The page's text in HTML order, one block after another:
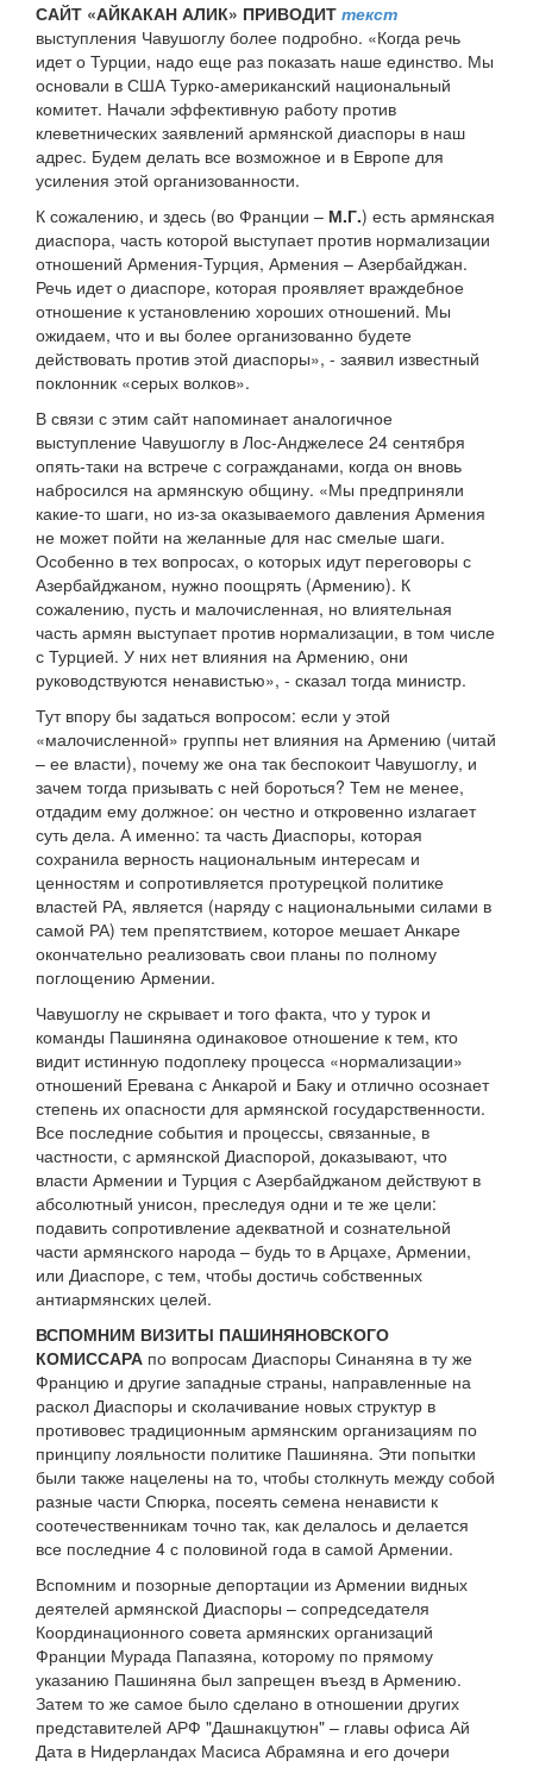
САЙТ «АЙКАКАН АЛИК» ПРИВОДИТ текст
выступления Чавушоглу более подробно. «Когда речь
идет о Турции, надо еще раз показать наше единство. Мы
основали в США Турко-американский национальный
комитет. Начали эффективную работу против
клеветнических заявлений армянской диаспоры в наш
адрес. Будем делать все возможное и в Европе для
усиления этой организованности.
К сожалению, и здесь (во Франции – М.Г.) есть армянская
диаспора, часть которой выступает против нормализации
отношений Армения-Турция, Армения – Азербайджан.
Речь идет о диаспоре, которая проявляет враждебное
отношение к установлению хороших отношений. Мы
ожидаем, что и вы более организованно будете
действовать против этой диаспоры», - заявил известный
поклонник «серых волков».
В связи с этим сайт напоминает аналогичное
выступление Чавушоглу в Лос-Анджелесе 24 сентября
опять-таки на встрече с согражданами, когда он вновь
набросился на армянскую общину. «Мы предприняли
какие-то шаги, но из-за оказываемого давления Армения
не может пойти на желанные для нас смелые шаги.
Особенно в тех вопросах, о которых идут переговоры с
Азербайджаном, нужно поощрять (Армению). К
сожалению, пусть и малочисленная, но влиятельная
часть армян выступает против нормализации, в том числе
с Турцией. У них нет влияния на Армению, они
руководствуются ненавистью», - сказал тогда министр.
Тут впору бы задаться вопросом: если у этой
«малочисленной» группы нет влияния на Армению (читай
– ее власти), почему же она так беспокоит Чавушоглу, и
зачем тогда призывать с ней бороться? Тем не менее,
отдадим ему должное: он честно и откровенно излагает
суть дела. А именно: та часть Диаспоры, которая
сохранила верность национальным интересам и
ценностям и сопротивляется протурецкой политике
властей РА, является (наряду с национальными силами в
самой РА) тем препятствием, которое мешает Анкаре
окончательно реализовать свои планы по полному
поглощению Армении.
Чавушоглу не скрывает и того факта, что у турок и
команды Пашиняна одинаковое отношение к тем, кто
видит истинную подоплеку процесса «нормализации»
отношений Еревана с Анкарой и Баку и отлично осознает
степень их опасности для армянской государственности.
Все последние события и процессы, связанные, в
частности, с армянской Диаспорой, доказывают, что
власти Армении и Турция с Азербайджаном действуют в
абсолютный унисон, преследуя одни и те же цели:
подавить сопротивление адекватной и сознательной
части армянского народа – будь то в Арцахе, Армении,
или Диаспоре, с тем, чтобы достичь собственных
антиармянских целей.
ВСПОМНИМ ВИЗИТЫ ПАШИНЯНОВСКОГО
КОМИССАРА по вопросам Диаспоры Синаняна в ту же
Францию и другие западные страны, направленные на
раскол Диаспоры и сколачивание новых структур в
противовес традиционным армянским организациям по
принципу лояльности политике Пашиняна. Эти попытки
были также нацелены на то, чтобы столкнуть между собой
разные части Спюрка, посеять семена ненависти к
соотечественникам точно так, как делалось и делается
все последние 4 с половиной года в самой Армении.
Вспомним и позорные депортации из Армении видных
деятелей армянской Диаспоры – сопредседателя
Координационного совета армянских организаций
Франции Мурада Папазяна, которому по прямому
указанию Пашиняна был запрещен въезд в Армению.
Затем то же самое было сделано в отношении других
представителей АРФ "Дашнакцутюн" – главы офиса Ай
Дата в Нидерландах Масиса Абрамяна и его дочери